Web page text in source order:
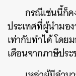
กรณีเช่นนี้ก็
ประเทศที่ผู้นำมอ
เท่ากับทำได้ โดย
เดือนจากภาษีปร